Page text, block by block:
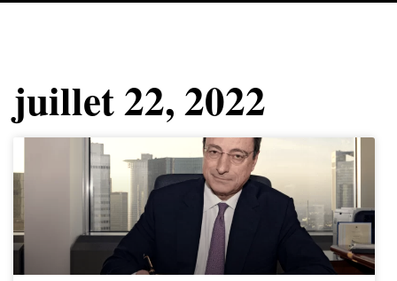
juillet 22, 2022